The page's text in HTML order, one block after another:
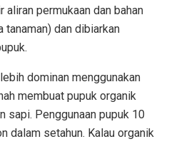
aliran permukaan dan bahan
tanaman) dan dibiarkan
dominan menggunakan
membuat pupuk organik
sapi. Penggunaan pupuk 10
dalam setahun. Kalau organik